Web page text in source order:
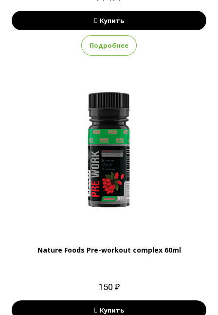
Купить
Подробнее
Nature Foods Pre-workout complex 60ml
150 ₽
Купить